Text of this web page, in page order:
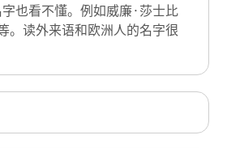
也看不懂。例如威廉·莎士比
。读外来语和欧洲人的名字很